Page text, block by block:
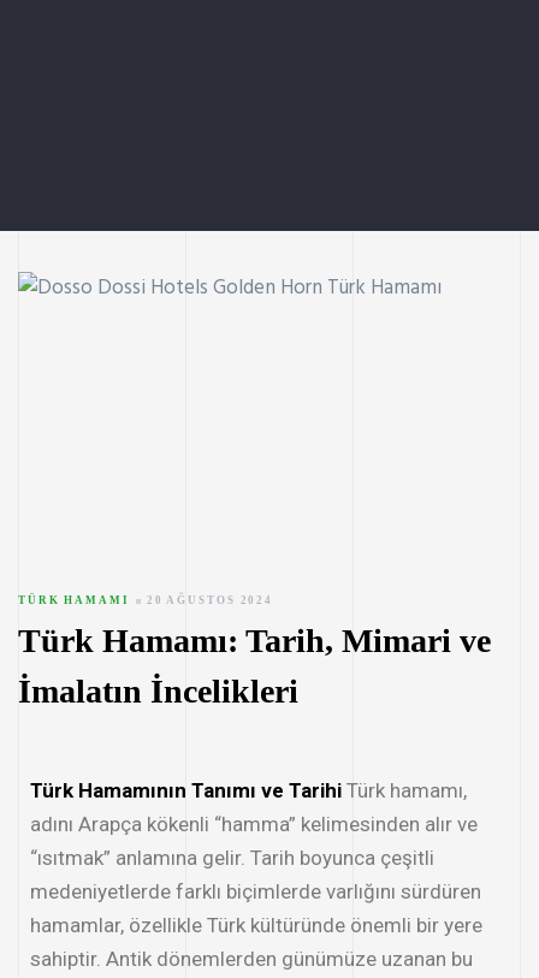
TÜRK HAMAMI 20 AĞUSTOS 2024
Türk Hamamı: Tarih, Mimari ve
İmalatın İncelikleri
Türk Hamamının Tanımı ve Tarihi Türk hamamı,
adını Arapça kökenli “hamma” kelimesinden alır ve
“ısıtmak” anlamına gelir. Tarih boyunca çeşitli
medeniyetlerde farklı biçimlerde varlığını sürdüren
hamamlar, özellikle Türk kültüründe önemli bir yere
sahiptir. Antik dönemlerden günümüze uzanan bu